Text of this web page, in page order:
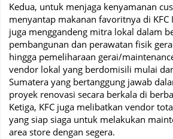
Kedua, untuk menjaga kenyamanan
menyantap makanan favoritnya di KFC
juga menggandeng mitra lokal dalam
pembangunan dan perawatan fisik
hingga pemeliharaan gerai/
vendor lokal yang berdomisili mulai
Sumatera yang bertanggung jawab
proyek renovasi secara berkala di
Ketiga, KFC juga melibatkan vendor
yang siap siaga untuk melakukan
area store dengan segera.